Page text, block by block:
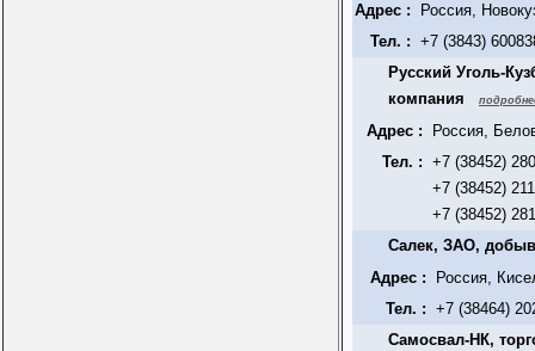
Адрес :
Россия,
Тел. : +7 (3843)
Русский Уголь-
компания
Адрес :
Россия,
Тел. : +7 (38452)
+7 (38452)
+7 (38452)
Салек, ЗАО,
Адрес :
Россия,
Тел. : +7 (38464)
Самосвал-НК,